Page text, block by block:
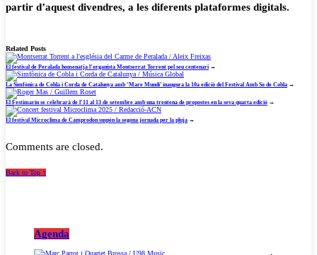
partir d’aquest divendres, a les diferents plataformes digitals.
Related Posts
El festival de Peralada homenatja l’organista Montserrat Torrent pel seu centenari →
La Simfònica de Cobla i Corda de Catalunya amb ‘Mare Mundi’ inaugura la 10a edició del Festival Amb So de Cobla →
El Festimariu se celebrarà de l’11 al 13 de setembre amb una trentena de propostes en la seva quarta edició →
El festival Microclima de Camprodon suspèn la segona jornada per la pluja →
Comments are closed.
Back to Top ↑
Agenda